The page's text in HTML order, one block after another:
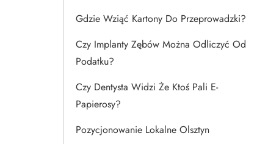
Gdzie Wziąć Kartony Do Przeprowadzki?
Czy Implanty Zębów Można Odliczyć Od
Podatku?
Czy Dentysta Widzi Że Ktoś Pali E-
Papierosy?
Pozycjonowanie Lokalne Olsztyn